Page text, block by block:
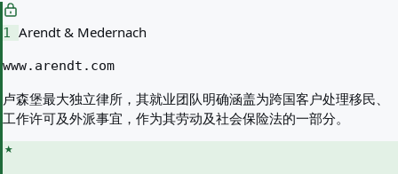
1 Arendt & Medernach
www.arendt.com
卢森堡最大独立律所，其就业团队明确涵盖为跨国客户处理移民、
工作许可及外派事宜，作为其劳动及社会保险法的一部分。